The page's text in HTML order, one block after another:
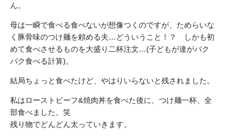
ん。
母は一瞬で食べる食べないが想像つくのですが、ためらいな
く豚骨味のつけ麺を頼める夫…どういうこと！？ しかも初
めて食べさせるものを大盛り二杯注文…(子どもが達がバク
バク食べる計算)。
結局ちょっと食べたけど、やはりいらないと残されました。
私はローストビーフ&焼肉丼を食べた後に、つけ麺一杯、全
部食べました。笑
残り物でどんどん太っていきます。